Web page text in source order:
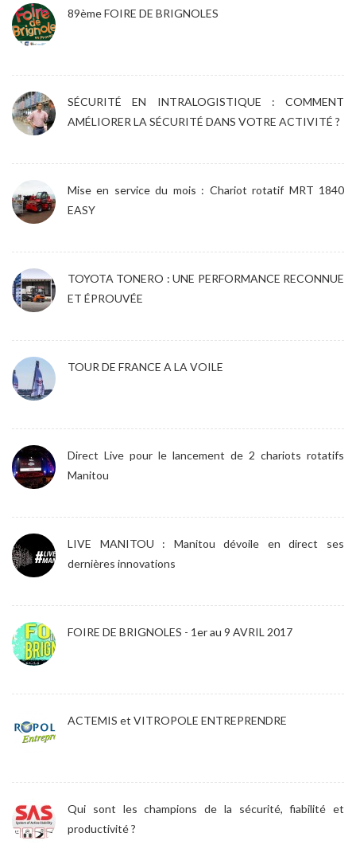
89ème FOIRE DE BRIGNOLES
SÉCURITÉ EN INTRALOGISTIQUE : COMMENT
AMÉLIORER LA SÉCURITÉ DANS VOTRE ACTIVITÉ ?
Mise en service du mois : Chariot rotatif MRT 1840
EASY
TOYOTA TONERO : UNE PERFORMANCE RECONNUE
ET ÉPROUVÉE
TOUR DE FRANCE A LA VOILE
Direct Live pour le lancement de 2 chariots rotatifs
Manitou
LIVE MANITOU : Manitou dévoile en direct ses
dernières innovations
FOIRE DE BRIGNOLES - 1er au 9 AVRIL 2017
ACTEMIS et VITROPOLE ENTREPRENDRE
Qui sont les champions de la sécurité, fiabilité et
productivité ?